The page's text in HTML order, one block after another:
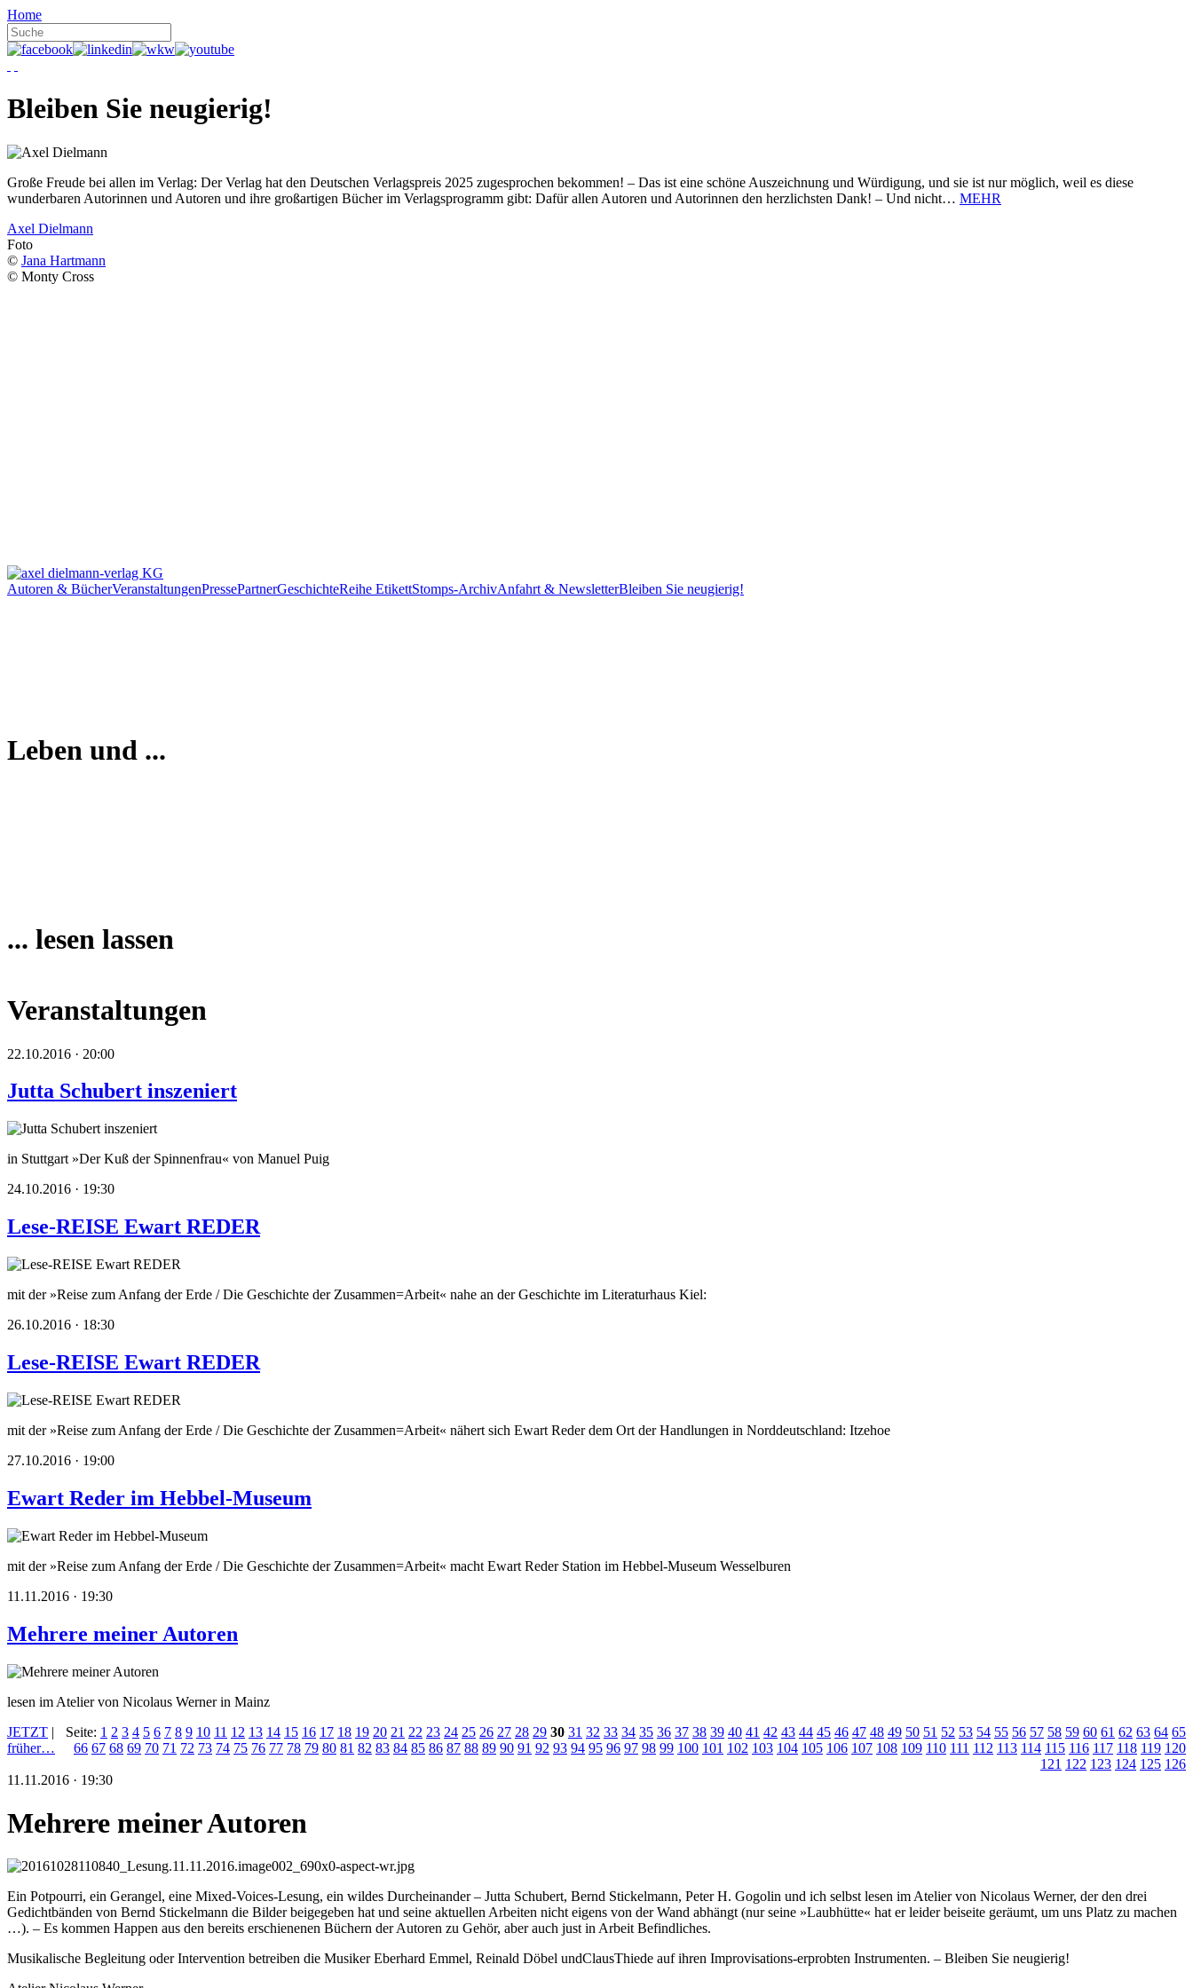
Home
Bleiben Sie neugierig!
Große Freude bei allen im Verlag: Der Verlag hat den Deutschen Verlagspreis 2025 zugesprochen bekommen! – Das ist eine schöne Auszeichnung und Würdigung, und sie ist nur möglich, weil es diese
wunderbaren Autorinnen und Autoren und ihre großartigen Bücher im Verlagsprogramm gibt: Dafür allen Autoren und Autorinnen den herzlichsten Dank! – Und nicht… MEHR
Axel Dielmann
Foto
© Jana Hartmann
© Monty Cross
Autoren & BücherVeranstaltungenPressePartnerGeschichteReihe EtikettStomps-ArchivAnfahrt & NewsletterBleiben Sie neugierig!
Leben und ...
... lesen lassen
Veranstaltungen
22.10.2016 · 20:00
Jutta Schubert inszeniert
in Stuttgart »Der Kuß der Spinnenfrau« von Manuel Puig
24.10.2016 · 19:30
Lese-REISE Ewart REDER
mit der »Reise zum Anfang der Erde / Die Geschichte der Zusammen=Arbeit« nahe an der Geschichte im Literaturhaus Kiel:
26.10.2016 · 18:30
Lese-REISE Ewart REDER
mit der »Reise zum Anfang der Erde / Die Geschichte der Zusammen=Arbeit« nähert sich Ewart Reder dem Ort der Handlungen in Norddeutschland: Itzehoe
27.10.2016 · 19:00
Ewart Reder im Hebbel-Museum
mit der »Reise zum Anfang der Erde / Die Geschichte der Zusammen=Arbeit« macht Ewart Reder Station im Hebbel-Museum Wesselburen
11.11.2016 · 19:30
Mehrere meiner Autoren
lesen im Atelier von Nicolaus Werner in Mainz
JETZT |
früher…
Seite: 1 2 3 4 5 6 7 8 9 10 11 12 13 14 15 16 17 18 19 20 21 22 23 24 25 26 27 28 29 30 31 32 33 34 35 36 37 38 39 40 41 42 43 44 45 46 47 48 49 50 51 52 53 54 55 56 57 58 59 60 61 62 63 64 65
66 67 68 69 70 71 72 73 74 75 76 77 78 79 80 81 82 83 84 85 86 87 88 89 90 91 92 93 94 95 96 97 98 99 100 101 102 103 104 105 106 107 108 109 110 111 112 113 114 115 116 117 118 119 120
121 122 123 124 125 126
11.11.2016 · 19:30
Mehrere meiner Autoren
Ein Potpourri, ein Gerangel, eine Mixed-Voices-Lesung, ein wildes Durcheinander – Jutta Schubert, Bernd Stickelmann, Peter H. Gogolin und ich selbst lesen im Atelier von Nicolaus Werner, der den drei
Gedichtbänden von Bernd Stickelmann die Bilder beigegeben hat und seine aktuellen Arbeiten nicht eigens von der Wand abhängt (nur seine »Laubhütte« hat er leider beiseite geräumt, um uns Platz zu machen
…). – Es kommen Happen aus den bereits erschienenen Büchern der Autoren zu Gehör, aber auch just in Arbeit Befindliches.
Musikalische Begleitung oder Intervention betreiben die Musiker Eberhard Emmel, Reinald Döbel undClausThiede auf ihren Improvisations-erprobten Instrumenten. – Bleiben Sie neugierig!